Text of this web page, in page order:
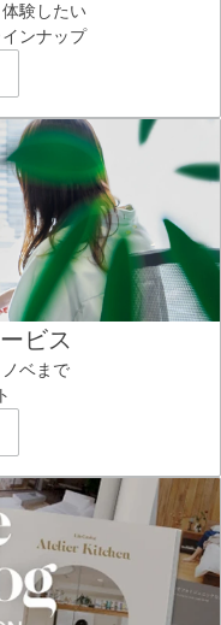
験したい
ンナップ
ビス
ベまで